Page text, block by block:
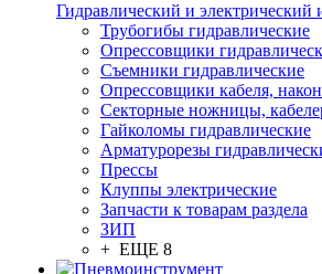
Гидравлический и электрический
Трубогибы гидравлические
Опрессовщики
Съемники гидравлические
Опрессовщики кабеля,
Секторные ножницы,
Гайколомы гидравлические
Арматурорезы
Прессы
Клуппы электрические
Запчасти к товарам раздела
ЗИП
+ ЕЩЕ 8